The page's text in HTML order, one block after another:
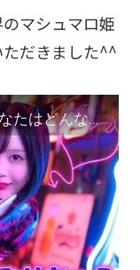
マシュマロ姫
だきました^^
【最神画質❣️】際どい越えた⚠️あなたはどんな夜道が好き❓